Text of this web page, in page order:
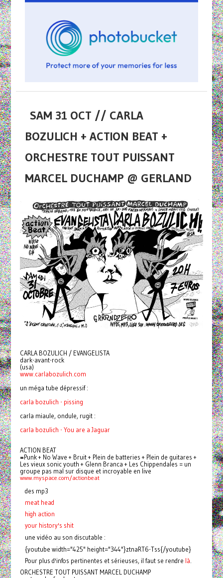
SAM 31 OCT // CARLA
BOZULICH + ACTION BEAT +
ORCHESTRE TOUT PUISSANT
MARCEL DUCHAMP @ GERLAND
CARLA BOZULICH / EVANGELISTA
dark-avant-rock
(usa)
www.carlabozulich.com
un méga tube dépressif :
carla bozulich - pissing
carla miaule, ondule, rugit :
carla bozulich - You are a Jaguar
ACTION BEAT
=Punk + No Wave + Bruit + Plein de batteries + Plein de guitares +
Les vieux sonic youth + Glenn Branca + Les Chippendales = un
groupe pas mal sur disque et incroyable en live
www.myspace.com/actionbeat
des mp3
meat head
high action
your history's shit
une vidéo au son discutable :
{youtube width="425" height="344"}ztnaRT6-Tss{/youtube}
Pour plus d'infos pertinentes et sérieuses, il faut se rendre là
ORCHESTRE TOUT PUISSANT MARCEL DUCHAMP